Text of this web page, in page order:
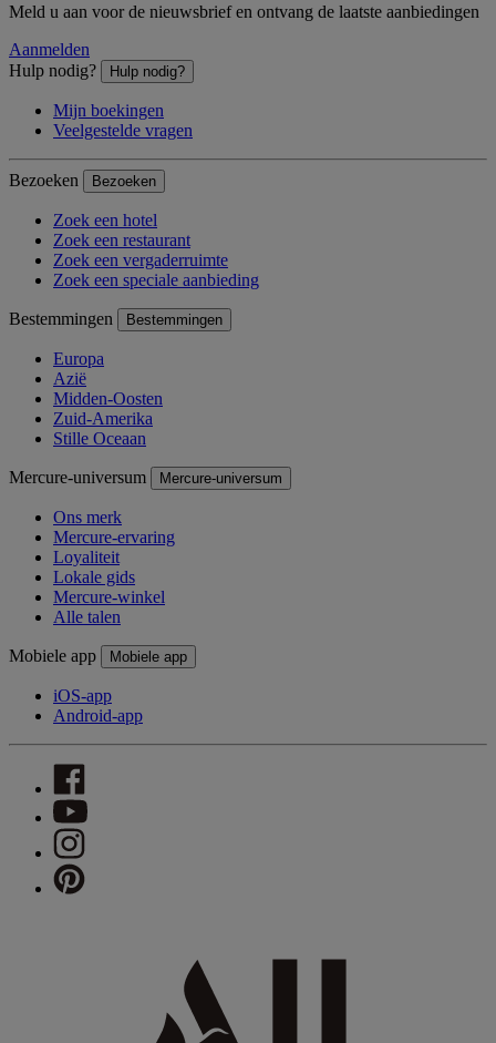
Meld u aan voor de nieuwsbrief en ontvang de laatste aanbiedingen
Aanmelden
Hulp nodig?
Hulp nodig?
Mijn boekingen
Veelgestelde vragen
Bezoeken Bezoeken
Zoek een hotel
Zoek een restaurant
Zoek een vergaderruimte
Zoek een speciale aanbieding
Bestemmingen Bestemmingen
Europa
Azië
Midden-Oosten
Zuid-Amerika
Stille Oceaan
Mercure-universum Mercure-universum
Ons merk
Mercure-ervaring
Loyaliteit
Lokale gids
Mercure-winkel
Alle talen
Mobiele app Mobiele app
iOS-app
Android-app